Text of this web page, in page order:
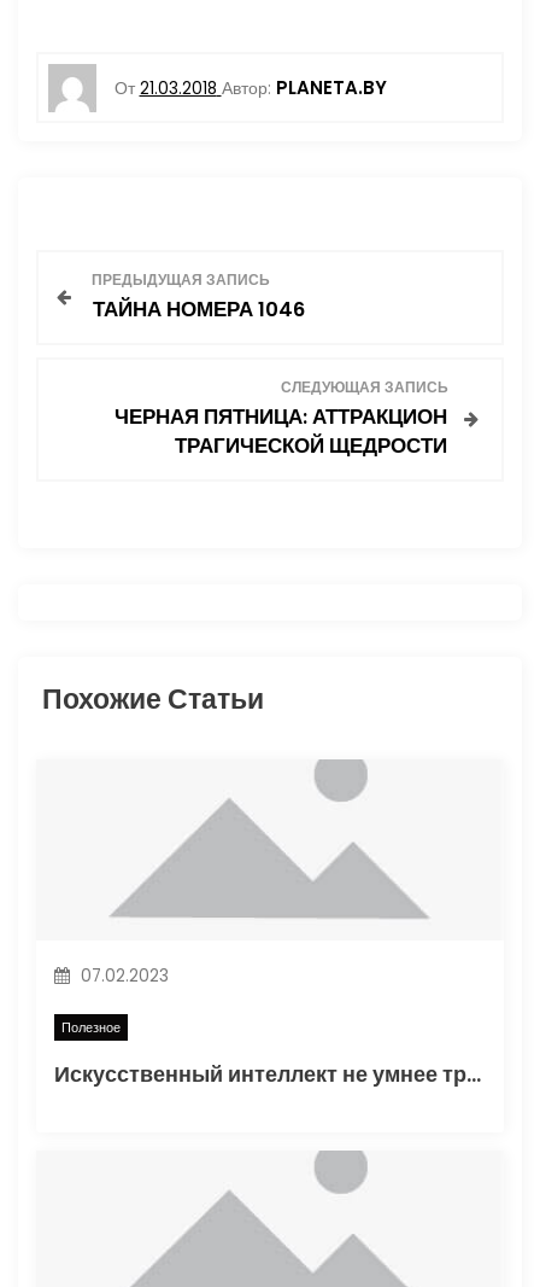
От 21.03.2018 Автор: PLANETA.BY
я
п
и
ПРЕДЫДУЩАЯ ЗАПИСЬ
ТАЙНА НОМЕРА 1046
СЛЕДУЮЩАЯ ЗАПИСЬ
ЧЕРНАЯ ПЯТНИЦА: АТТРАКЦИОН
ТРАГИЧЕСКОЙ ЩЕДРОСТИ
Похожие Статьи
07.02.2023
Полезное
Искусственный интеллект не умнее трехлетнего ребенка